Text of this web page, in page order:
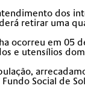
dos
retirar uma
ocorreu em 05
e utensílios
Social de